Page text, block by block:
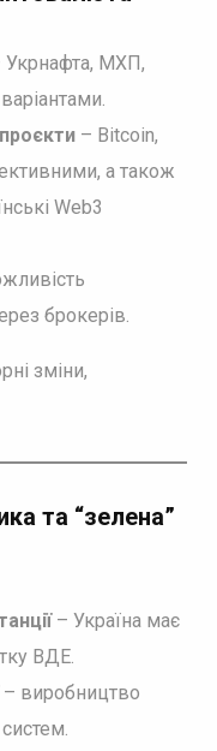
МХП,
– Bitcoin,
а також
Web3
брокерів.
зміни,
та “зелена”
– Україна має
ВДЕ.
виробництво